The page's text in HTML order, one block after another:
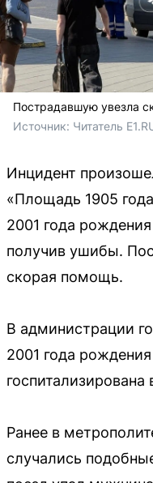
Пострадавшую увезла
Источник: Читатель
Инцидент
«Площадь 1905
2001 года
получив ушибы.
скорая помощь.
В администрации
2001 года
Ранее в
случались